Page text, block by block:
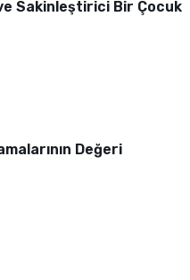
Sakinleştirici Bir Çocuk
Değeri